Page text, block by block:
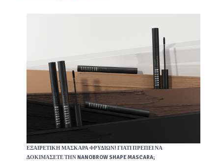
ΕΞΑΙΡΕΤΙΚΉ ΜΆΣΚΑΡΑ ΦΡΥΔΙΏΝ! ΓΙΑΤΊ ΠΡΈΠΕΙ ΝΑ
ΔΟΚΙΜΆΣΕΤΕ ΤΗΝ NANOBROW SHAPE MASCARA;